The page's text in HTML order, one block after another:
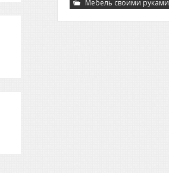
Мебель своими руками